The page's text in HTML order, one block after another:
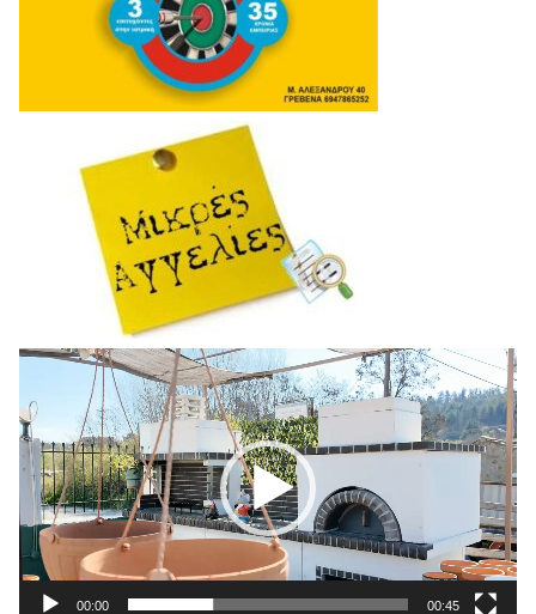
Πρόγραμμα
Αναπαραγωγής
Βίντεο
00:00 00:45